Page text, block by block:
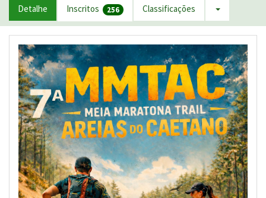
Detalhe Inscritos 256 Classificações